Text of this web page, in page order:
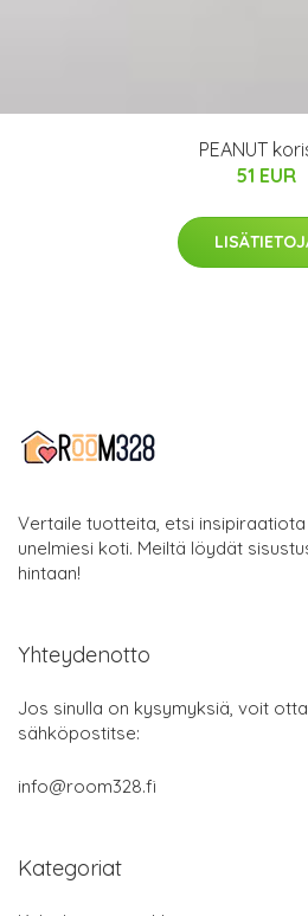
PEANUT
51 EUR
Vertaile tuotteita, etsi
unelmiesi koti. Meiltä löydät
hintaan!
Yhteydenotto
Jos sinulla on kysymyksiä, voit
sähköpostitse:
info@room328.fi
Kategoriat